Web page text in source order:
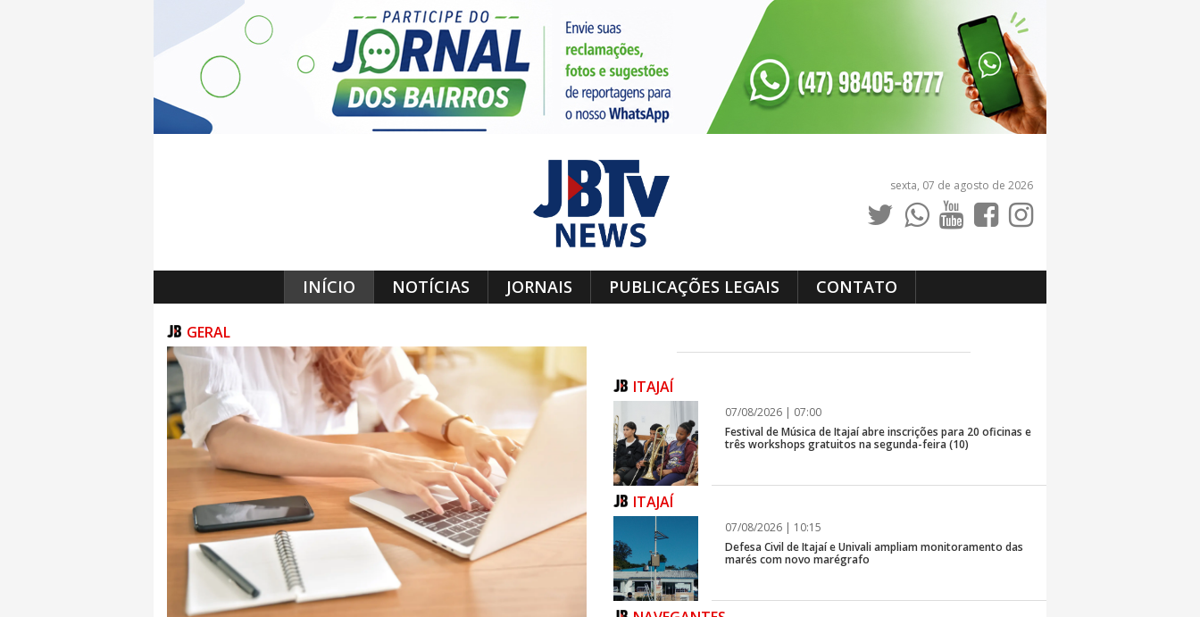
sexta, 07 de agosto de 2026
INÍCIO NOTÍCIAS JORNAIS PUBLICAÇÕES LEGAIS CONTATO
GERAL
ITAJAÍ
07/08/2026 | 07:00
Festival de Música de Itajaí abre inscrições para 20 oficinas e
três workshops gratuitos na segunda-feira (10)
ITAJAÍ
07/08/2026 | 10:15
Defesa Civil de Itajaí e Univali ampliam monitoramento das
marés com novo marégrafo